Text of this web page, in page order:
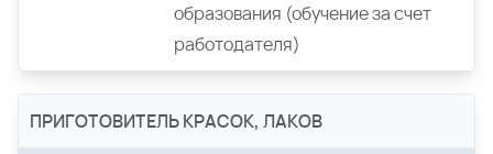
образования (обучение за счет
работодателя)
ПРИГОТОВИТЕЛЬ КРАСОК, ЛАКОВ